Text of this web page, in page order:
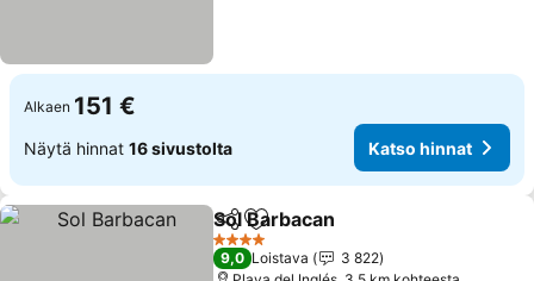
Alkaen 151 €
Näytä hinnat 16 sivustolta Katso hinnat
Jaa Lisää suosikkeihin
Sol Barbacan
4 Tähtiluokitus
9,0 Loistava
3 822